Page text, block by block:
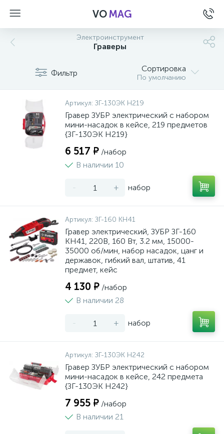
VOMAG
Электроинструмент
Граверы
Фильтр Сортировка
По умолчанию
Артикул: ЗГ-130ЭК H219
Гравер ЗУБР электрический с набором
мини-насадок в кейсе, 219 предметов
{ЗГ-130ЭК H219}
6 517 ₽ /набор
В наличии 10
- + набор
Артикул: ЗГ-160 КН41
Гравер электрический, ЗУБР ЗГ-160
КН41, 220В, 160 Вт, 3.2 мм, 15000-
35000 об/мин, набор насадок, цанг и
державок, гибкий вал, штатив, 41
предмет, кейс
4 130 ₽ /набор
В наличии 28
- + набор
Артикул: ЗГ-130ЭК H242
Гравер ЗУБР электрический с набором
мини-насадок в кейсе, 242 предмета
{ЗГ-130ЭК H242}
7 955 ₽ /набор
В наличии 21